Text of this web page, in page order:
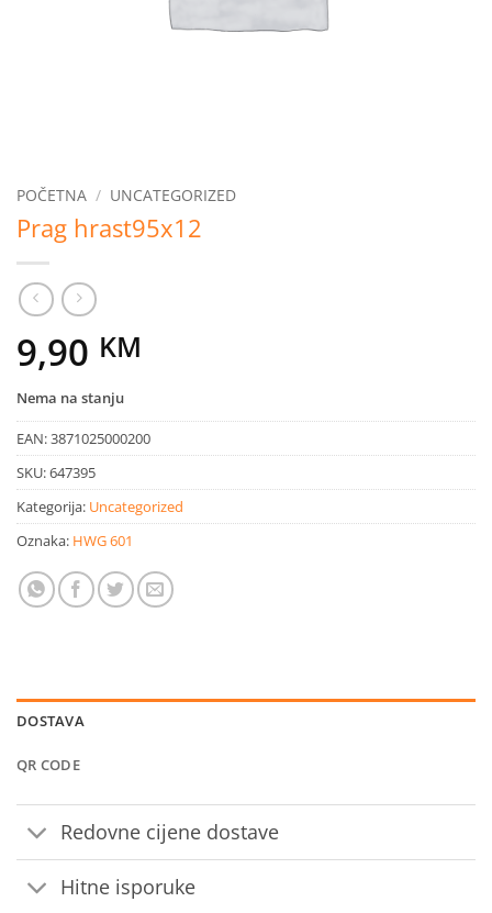
POČETNA / UNCATEGORIZED
Prag hrast95x12
9,90 KM
Nema na stanju
EAN:3871025000200
SKU:647395
Kategorija: Uncategorized
Oznaka: HWG 601
DOSTAVA
QR CODE
Redovne cijene dostave
Hitne isporuke